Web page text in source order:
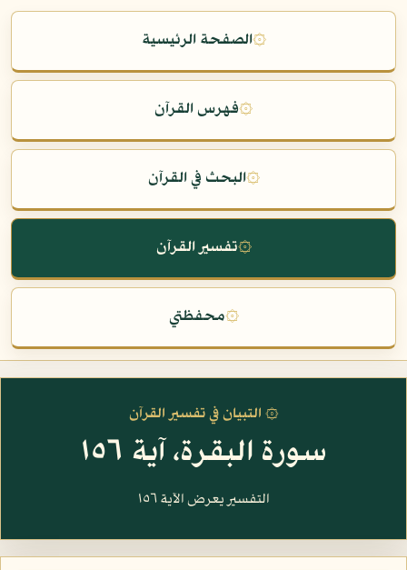
۞الصفحة الرئيسية
۞فهرس القرآن
۞البحث في القرآن
۞تفسير القرآن
۞محفظتي
۞ التبيان في تفسير القرآن
سورة البقرة، آية ١٥٦
التفسير يعرض الآية ١٥٦